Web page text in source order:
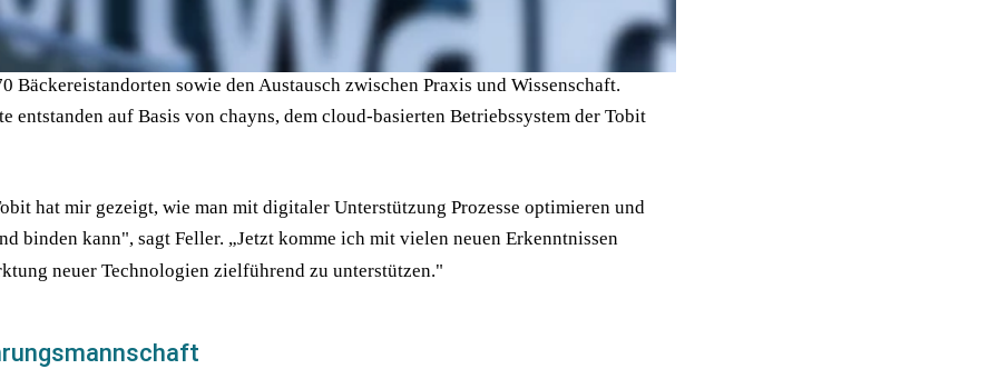
Marketingleiter zu Essmann's Backstube wechselte. Dort verantwortete er digitale
von bis zu 9 Millionen Gästen pro Jahr, datenbasierte Analysen zu Kaufkraft und
Bäckereistandorten sowie den Austausch zwischen Praxis und Wissenschaft.
entstanden auf Basis von chayns, dem cloud-basierten Betriebssystem der Tobit
hat mir gezeigt, wie man mit digitaler Unterstützung Prozesse optimieren und
binden kann", sagt Feller. „Jetzt komme ich mit vielen neuen Erkenntnissen
neuer Technologien zielführend zu unterstützen."